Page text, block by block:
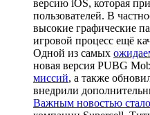
версию iOS, которая
пользователей. В
высокие графические
игровой процесс ещё
Одной из самых
новая версия PUBG
миссий, а также
внедрили
Важным новостью стало